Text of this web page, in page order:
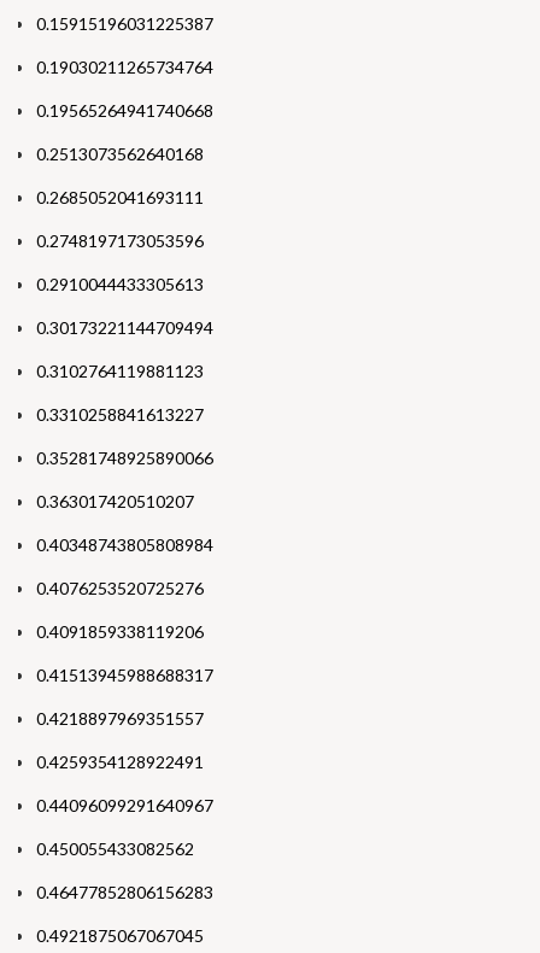
0.15915196031225387
0.19030211265734764
0.19565264941740668
0.2513073562640168
0.2685052041693111
0.2748197173053596
0.2910044433305613
0.30173221144709494
0.3102764119881123
0.3310258841613227
0.35281748925890066
0.363017420510207
0.40348743805808984
0.4076253520725276
0.4091859338119206
0.41513945988688317
0.4218897969351557
0.4259354128922491
0.44096099291640967
0.450055433082562
0.46477852806156283
0.4921875067067045